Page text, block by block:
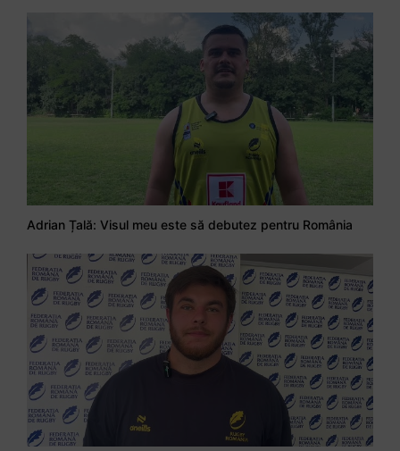
Adrian Țală: Visul meu este să debutez pentru România